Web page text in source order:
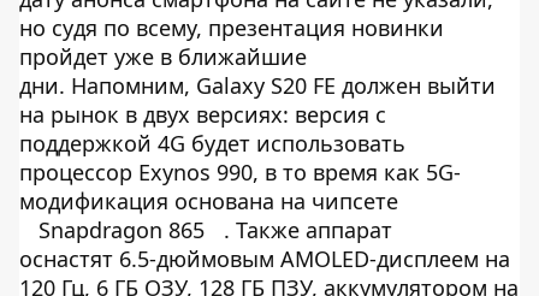
но судя по всему, презентация новинки
пройдет уже в ближайшие
дни. Напомним, Galaxy S20 FE должен выйти
на рынок в двух версиях: версия с
поддержкой 4G будет использовать
процессор Exynos 990, в то время как 5G-
модификация основана на чипсете
Snapdragon 865
. Также аппарат
оснастят 6.5-дюймовым AMOLED-дисплеем на
120 Гц, 6 ГБ ОЗУ, 128 ГБ ПЗУ, аккумулятором на